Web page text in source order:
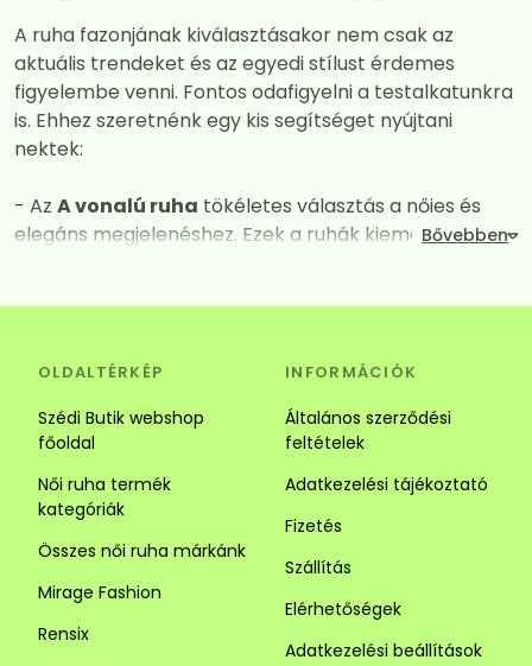
A ruha fazonjának kiválasztásakor nem csak az
aktuális trendeket és az egyedi stílust érdemes
figyelembe venni. Fontos odafigyelni a testalkatunkra
is. Ehhez szeretnénk egy kis segítséget nyújtani
nektek:
- Az A vonalú ruha tökéletes választás a nőies és
elegáns megjelenéshez. Ezek a ruhák kiemelik a
kombinációja garantálja a maximális kényelmet és a
vonzó megjelenést. Tökéletes választás alkalomra és
hétköznapra is.
- AzIngruhaegy igazi jolly joker darab. Számos stílus
közül választhatsz. Az ingruhák ideálisak a laza és
sikkes megjelenéhez. Az ingruhák sokoldalúságuk
révén tökéletesek lehetnek alkalmi és hétköznapi
viseletnek is, kombináld kiegészítőkkel vagy egy
szuper övvel. Alacsony hölgyeknek javasoljuk a
OLDALTÉRKÉP
Szédi Butik webshop
főoldal
Női ruha termék
kategóriák
Összes női ruha márkánk
Mirage Fashion
Rensix
INFORMÁCIÓK
Általános szerződési
feltételek
Adatkezelési tájékoztató
Fizetés
Szállítás
Elérhetőségek
Adatkezelési beállítások